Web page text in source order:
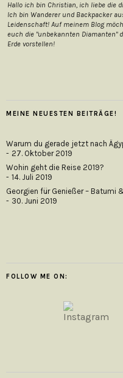
Hallo ich bin Christian, ich liebe die
Ich bin Wanderer und Backpacker
Leidenschaft! Auf meinem Blog
euch die "unbekannten Diamanten"
Erde vorstellen!
MEINE NEUESTEN BEITRÄGE!
Warum du gerade jetzt nach
27. Oktober 2019
Wohin geht die Reise 2019?
14. Juli 2019
Georgien für Genießer – Batumi
30. Juni 2019
FOLLOW ME ON: